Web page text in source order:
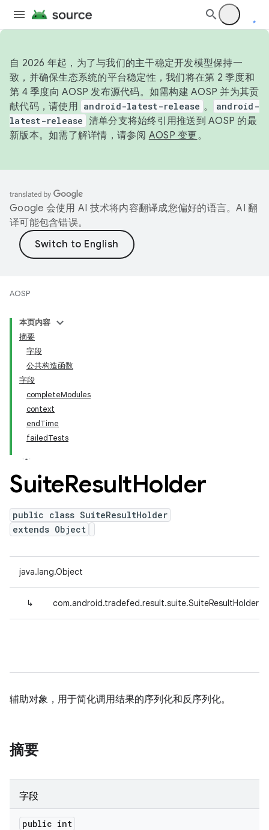
自 2026 年起，为了与我们的主干稳定开发模型保持一
致，并确保生态系统的平台稳定性，我们将在第 2 季度和
第 4 季度向 AOSP 发布源代码。如需构建 AOSP 并为其贡
献代码，请使用 android-latest-release 。
android-
latest-release 清单分支将始终引用推送到 AOSP 的最
新版本。如需了解详情，请参阅 AOSP 变更。
Google 会使用 AI 技术将内容翻译成您偏好的语言。AI 翻
译可能包含错误。
AOSP
本页内容
摘要
字段
公共构造函数
字段
completeModules
context
endTime
failedTests
SuiteResultHolder
public class SuiteResultHolder
extends Object
java.lang.Object
↳ com.android.tradefed.result.suite.SuiteResultHolder
辅助对象，用于简化调用结果的序列化和反序列化。
摘要
字段
public int